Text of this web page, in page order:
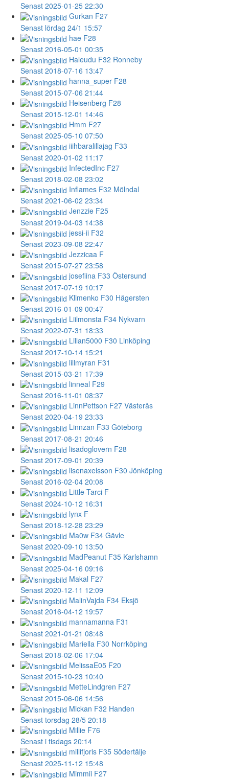
Senast 2025-01-25 22:30
Gurkan F27
Senast lördag 24/1 15:57
hae F28
Senast 2016-05-01 00:35
Haleudu F32 Ronneby
Senast 2018-07-16 13:47
hanna_super F28
Senast 2015-07-06 21:44
Heisenberg F28
Senast 2015-12-01 14:46
Hmm F27
Senast 2025-05-10 07:50
iiihbaralillajag F33
Senast 2020-01-02 11:17
InfectedInc F27
Senast 2018-02-08 23:02
Inflames F32 Mölndal
Senast 2021-06-02 23:34
Jenzzie F25
Senast 2019-04-03 14:38
jessi-ii F32
Senast 2023-09-08 22:47
Jezzicaa F
Senast 2015-07-27 23:58
josefiina F33 Östersund
Senast 2017-07-19 10:17
Klimenko F30 Hägersten
Senast 2016-01-09 00:47
Liilmonsta F34 Nykvarn
Senast 2022-07-31 18:33
Lillan5000 F30 Linköping
Senast 2017-10-14 15:21
lillmyran F31
Senast 2015-03-21 17:39
linneal F29
Senast 2016-11-01 08:37
LinnPettson F27 Västerås
Senast 2020-04-19 23:33
Linnzan F33 Göteborg
Senast 2017-08-21 20:46
lisadoglovern F28
Senast 2017-09-01 20:39
lisenaxelsson F30 Jönköping
Senast 2016-02-04 20:08
Little-Tarci F
Senast 2024-10-12 16:31
lynx F
Senast 2018-12-28 23:29
Ma0w F34 Gävle
Senast 2020-09-10 13:50
MadPeanut F35 Karlshamn
Senast 2025-04-16 09:16
Makal F27
Senast 2020-12-11 12:09
MalinVajda F34 Eksjö
Senast 2016-04-12 19:57
mannamanna F31
Senast 2021-01-21 08:48
Mariella F30 Norrköping
Senast 2018-02-06 17:04
MelissaE05 F20
Senast 2015-10-23 10:40
MetteLindgren F27
Senast 2015-06-06 14:56
Mickan F32 Handen
Senast torsdag 28/5 20:18
Millie F76
Senast i tisdags 20:14
millifjoris F35 Södertälje
Senast 2025-11-12 15:48
Mimmii F27